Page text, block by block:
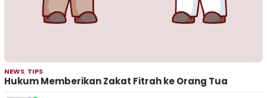
NEWS, TIPS
Hukum Memberikan Zakat Fitrah ke Orang Tua